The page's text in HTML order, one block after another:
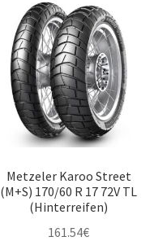
Metzeler Karoo Street
(M+S) 170/60 R 17 72V TL
(Hinterreifen)
161.54€